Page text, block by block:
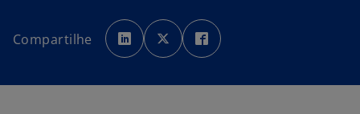
Compartilhe
a
b
r
e
a
b
r
e
b
r